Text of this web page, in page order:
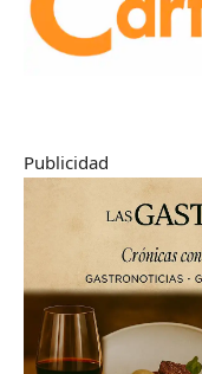
Publicidad